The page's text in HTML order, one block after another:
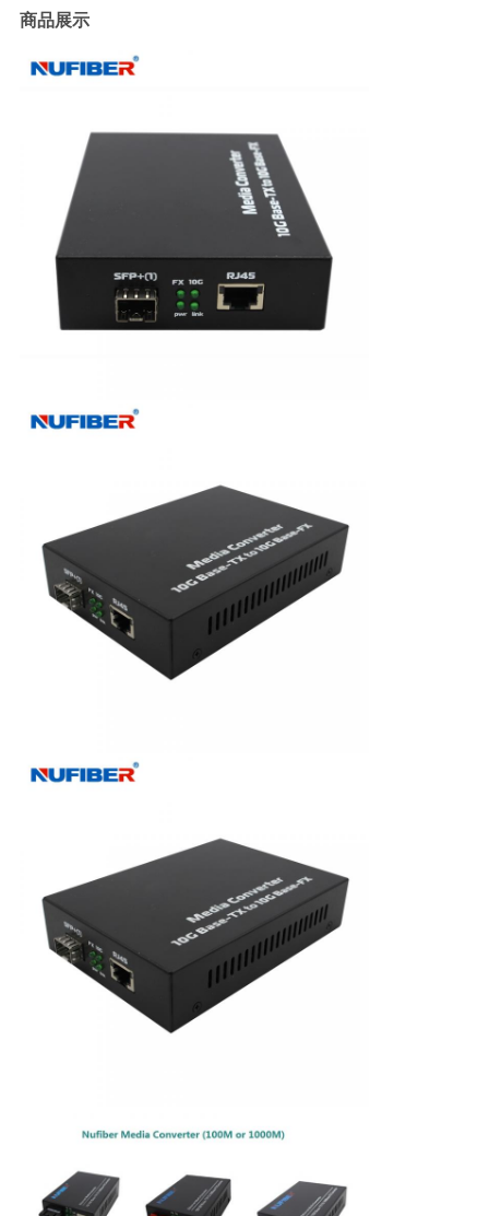
バ
シ
商品展示